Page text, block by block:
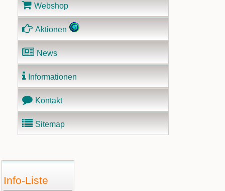
Webshop
Aktionen
News
Informationen
Kontakt
Sitemap
Info-Liste